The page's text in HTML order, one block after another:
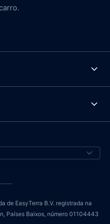
de EasyTerra B.V. registrada na
Países Baixos, número 01104443